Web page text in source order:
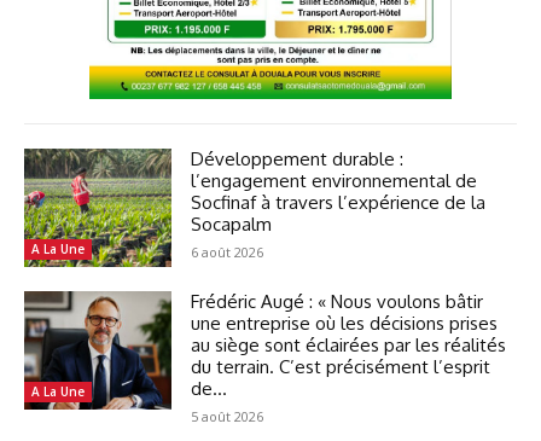
A La Une
Développement durable :
l’engagement environnemental de
Socfinaf à travers l’expérience de la
Socapalm
6 août 2026
A La Une
Frédéric Augé : « Nous voulons bâtir
une entreprise où les décisions prises
au siège sont éclairées par les réalités
du terrain. C’est précisément l’esprit
de...
5 août 2026